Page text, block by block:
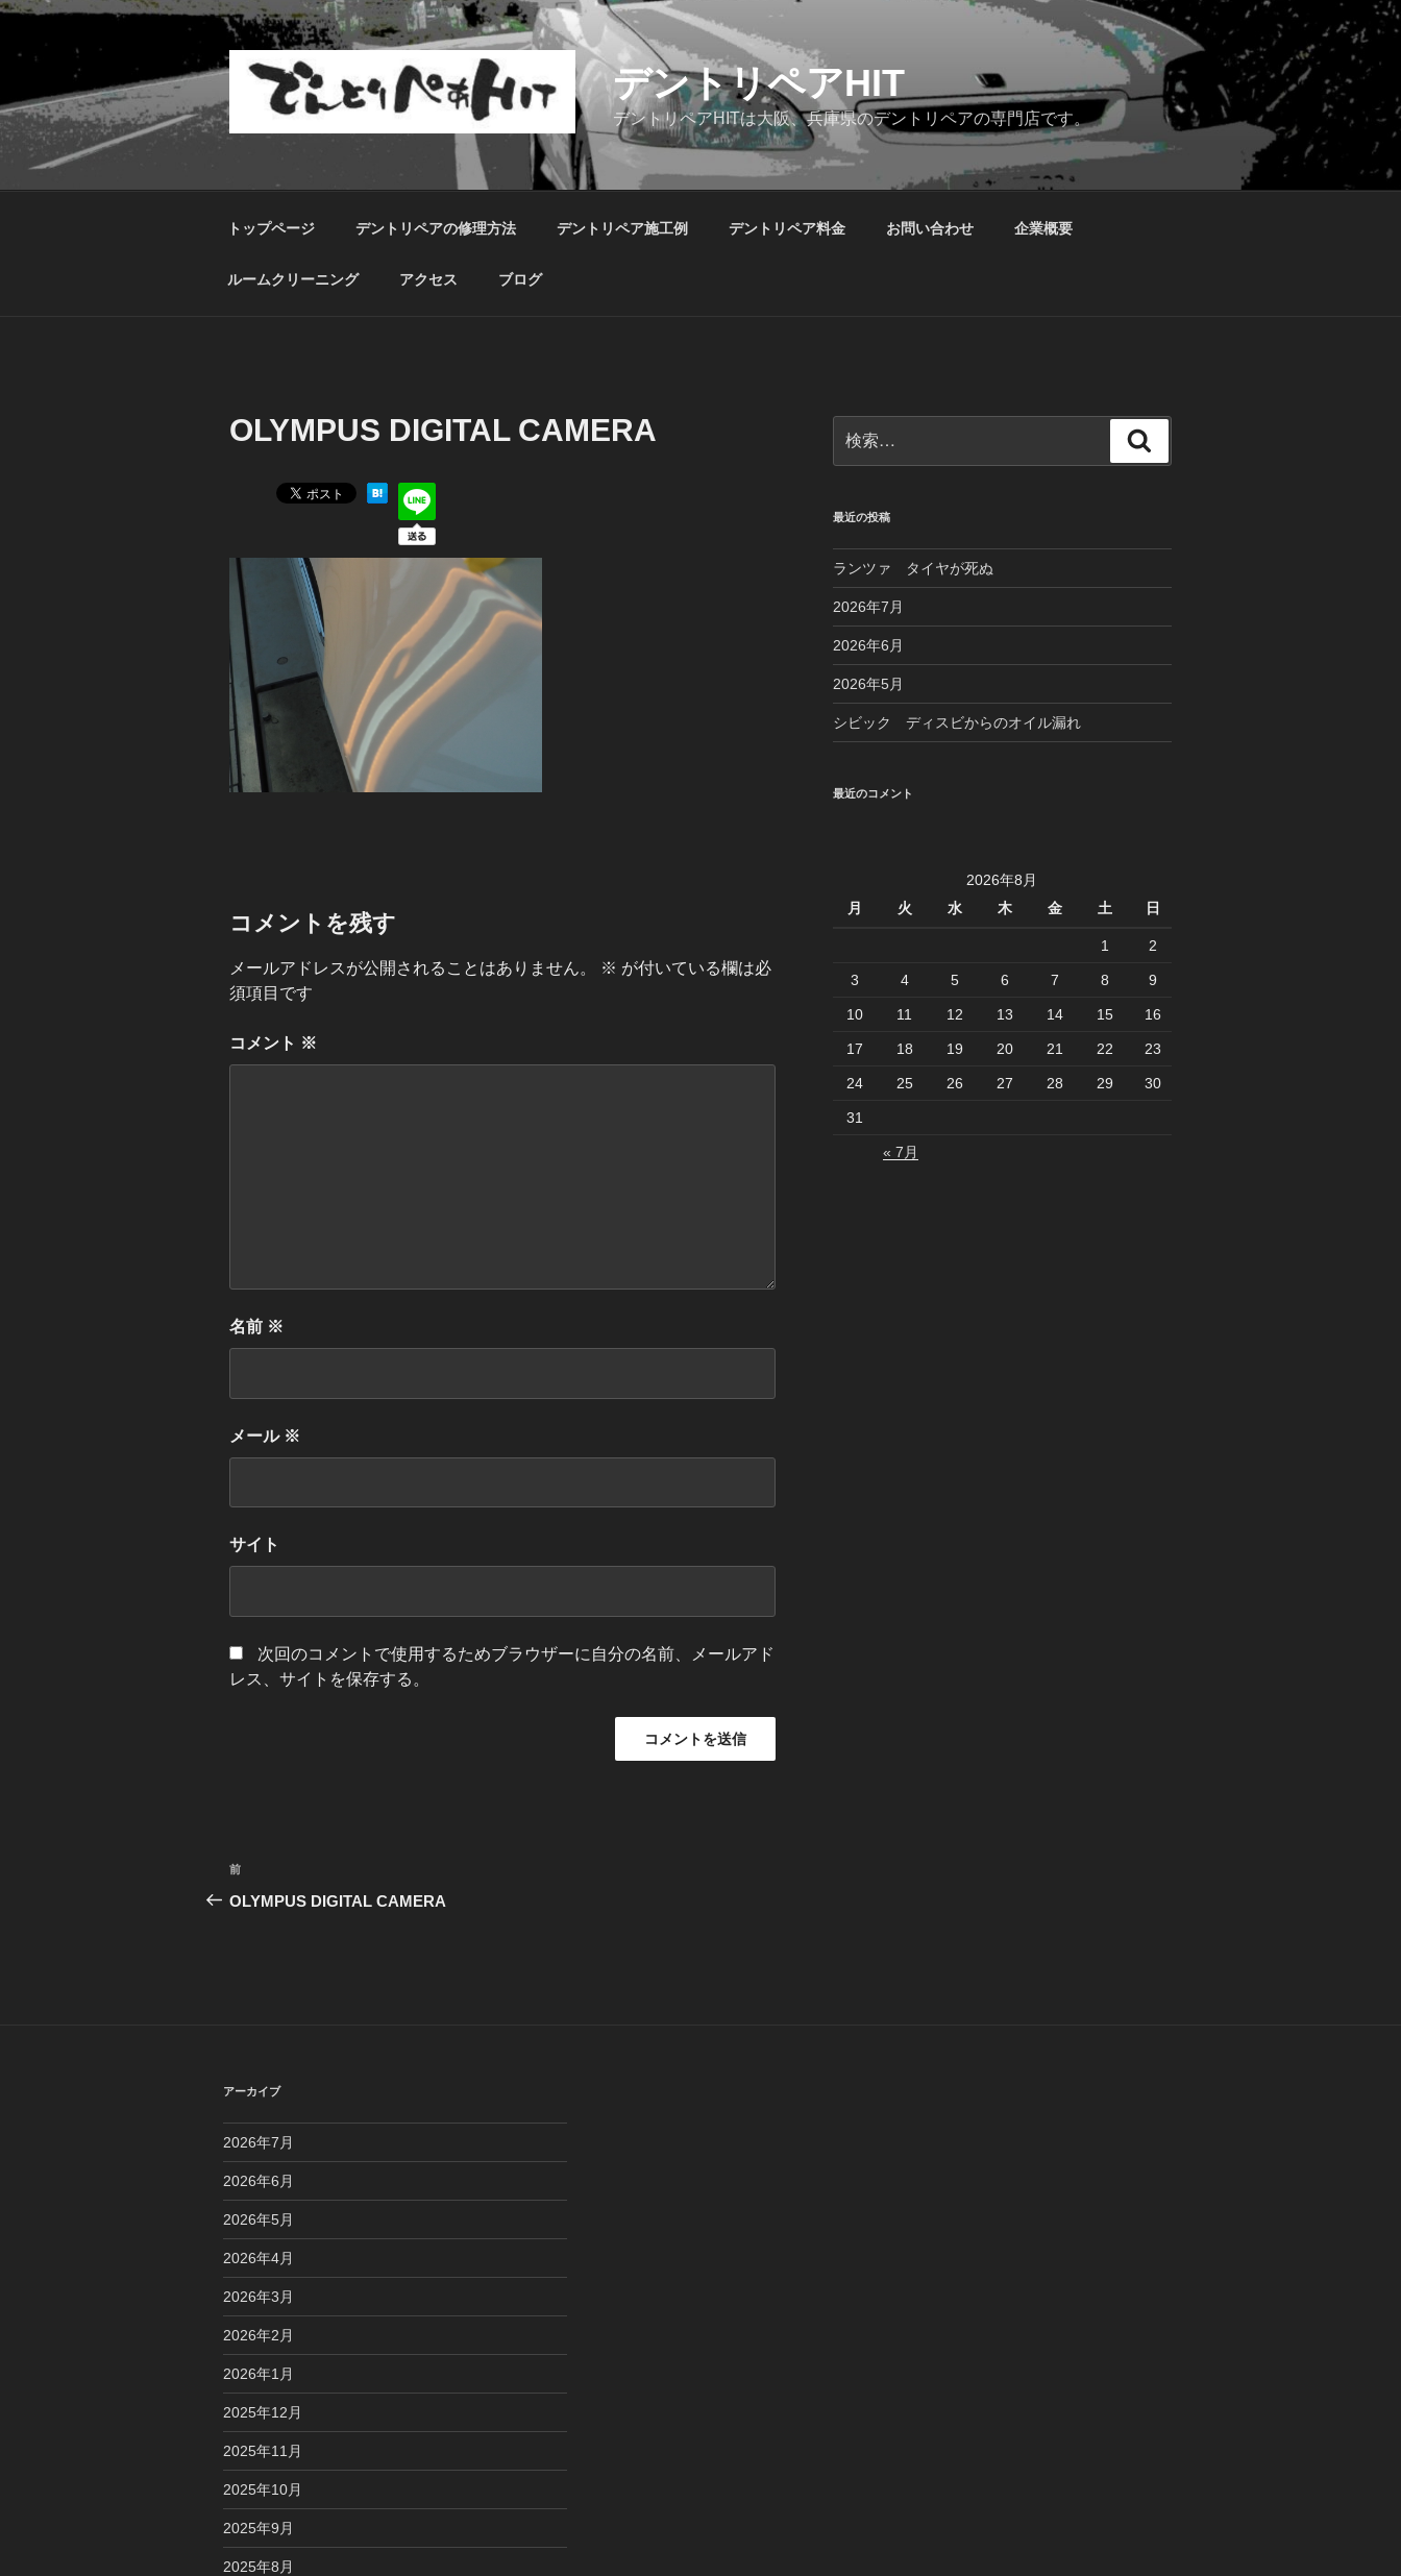
コ
ツ
へ
キ
デントリペアHIT
デントリペアHITは大阪、兵庫県のデントリペアの専門店です。
トップページ デントリペアの修理方法 デントリペア施工例 デントリペア料金 お問い合わせ 企業概要
ルームクリーニング アクセス ブログ
OLYMPUS DIGITAL CAMERA
コメントを残す
メールアドレスが公開されることはありません。 ※ が付いている欄は必
須項目です
コメント ※
名前 ※
メール ※
サイト
次回のコメントで使用するためブラウザーに自分の名前、メールアド
レス、サイトを保存する。
投
稿
シ
ョ
ン
前
の
前
OLYMPUS DIGITAL CAMERA
索:
索
最近の投稿
ランツァ タイヤが死ぬ
2026年7月
2026年6月
2026年5月
シビック ディスビからのオイル漏れ
最近のコメント
2026年8月
月
火 水 木 金 土 日
1 2
3 4 5 6 7 8 9
10 11 12 13 14 15 16
17 18 19 20 21 22 23
24 25 26 27 28 29 30
31
« 7月
アーカイブ
2026年7月
2026年6月
2026年5月
2026年4月
2026年3月
2026年2月
2026年1月
2025年12月
2025年11月
2025年10月
2025年9月
2025年8月